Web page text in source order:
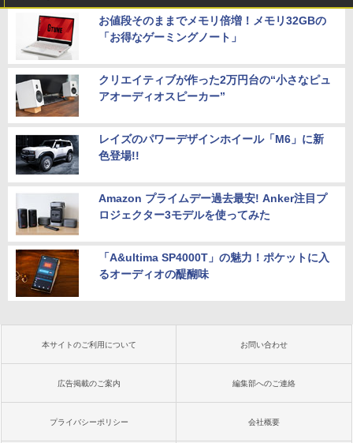
お値段そのままでメモリ倍増！メモリ32GBの
「お得なゲーミングノート」
クリエイティブが作った2万円台の“小さなピュ
アオーディオスピーカー”
レイズのパワーデザインホイール「M6」に新
色登場!!
Amazon プライムデー過去最安! Anker注目プ
ロジェクター3モデルを使ってみた
「A&ultima SP4000T」の魅力！ポケットに入
るオーディオの醍醐味
本サイトのご利用について お問い合わせ
広告掲載のご案内 編集部へのご連絡
プライバシーポリシー 会社概要